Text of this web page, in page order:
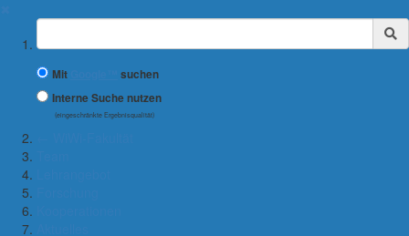
Suchbegriff
Mit
suchen
Interne Suche nutzen
(eingeschränkte Ergebnisqualität)